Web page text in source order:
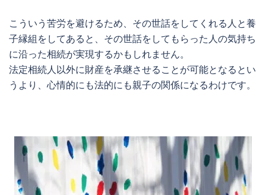
こういう苦労を避けるため、その世話をしてくれる人と養
子縁組をしてあると、その世話をしてもらった人の気持ち
に沿った相続が実現するかもしれません。
法定相続人以外に財産を承継させることが可能となるとい
うより、心情的にも法的にも親子の関係になるわけです。